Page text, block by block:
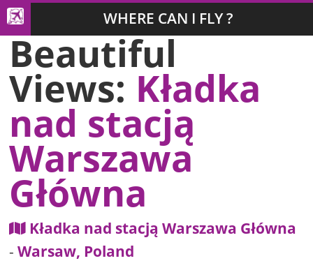
WHERE CAN I FLY ?
Beautiful
Views: Kładka
nad stacją
Warszawa
Główna
Kładka nad stacją Warszawa Główna
-Warsaw, Poland